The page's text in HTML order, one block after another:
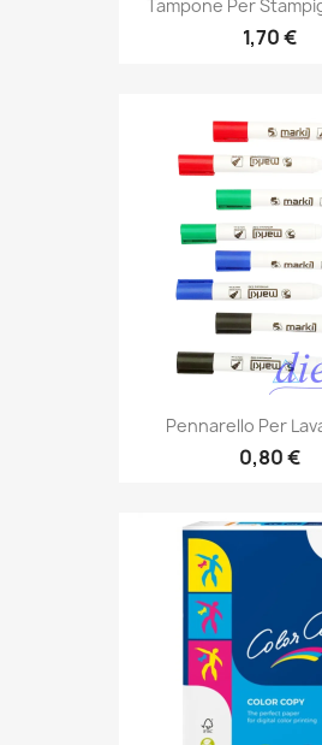
Tampone Per
1,70 €
Pennarello Per
0,80 €